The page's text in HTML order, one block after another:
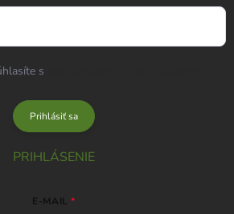
s
Prihlásiť sa
PRIHLÁSENIE
E-MAIL